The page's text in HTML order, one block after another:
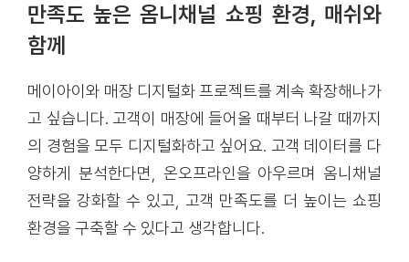
만족도 높은 옴니채널 쇼핑 환경, 매쉬와
함께
메이아이와 매장 디지털화 프로젝트를 계속 확장해나가
고 싶습니다. 고객이 매장에 들어올 때부터 나갈 때까지
의 경험을 모두 디지털화하고 싶어요. 고객 데이터를 다
양하게 분석한다면, 온오프라인을 아우르며 옴니채널
전략을 강화할 수 있고, 고객 만족도를 더 높이는 쇼핑
환경을 구축할 수 있다고 생각합니다.